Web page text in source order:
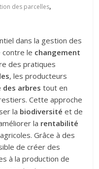
des parcelles,
dans la gestion des
le changement
des pratiques
, les producteurs
des arbres tout en
Cette approche
la biodiversité et de
la rentabilité
Grâce à des
de créer des
à la production de